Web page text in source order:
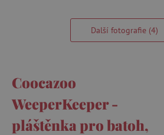
Další fotografie (4)
Coocazoo
WeeperKeeper -
pláštěnka pro batoh,